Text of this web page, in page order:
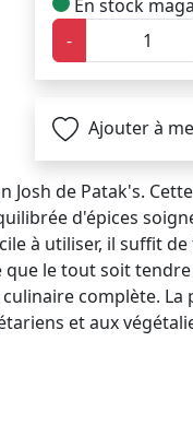
En stock
-
Ajouter à
de Patak's.
d'épices
à utiliser, il suffit
le tout soit
complète. La
et aux